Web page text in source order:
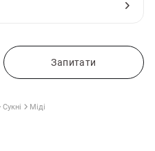
Запитати
Сукні Міді